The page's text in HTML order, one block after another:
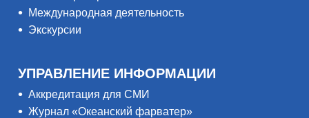
Международная деятельность
Экскурсии
УПРАВЛЕНИЕ ИНФОРМАЦИИ
Аккредитация для СМИ
Журнал «Океанский фарватер»